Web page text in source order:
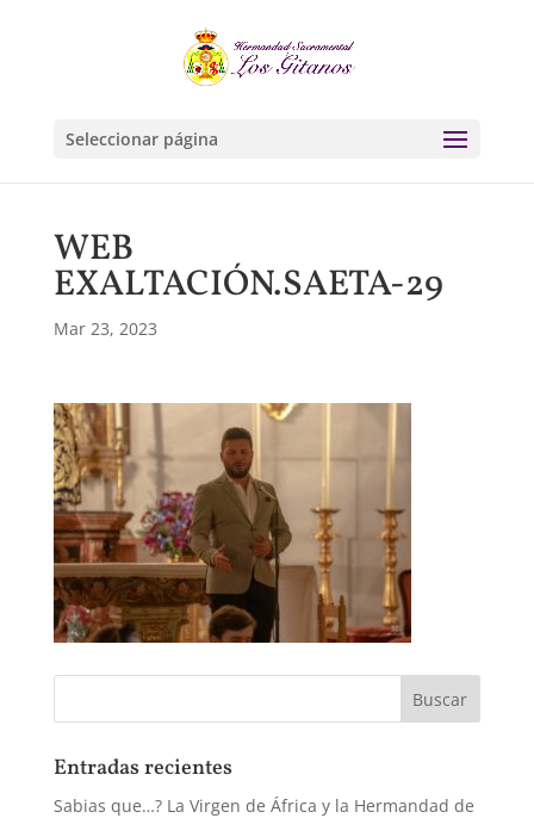
Seleccionar página
WEB
EXALTACIÓN.SAETA-29
Mar 23, 2023
Entradas recientes
Sabias que…? La Virgen de África y la Hermandad de